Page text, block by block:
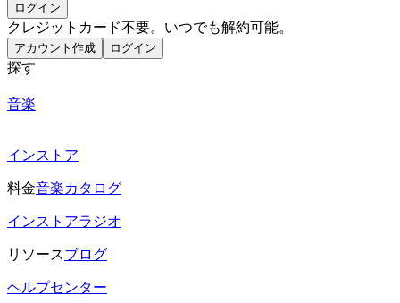
ログイン
クレジットカード不要。いつでも解約可能。
アカウント作成 ログイン
探す
音楽
インストア
料金音楽カタログ
インストアラジオ
リソースブログ
ヘルプセンター